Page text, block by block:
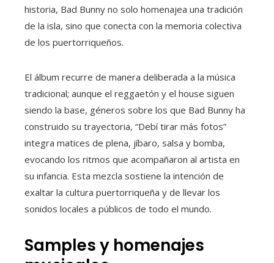
historia, Bad Bunny no solo homenajea una tradición
de la isla, sino que conecta con la memoria colectiva
de los puertorriqueños.
El álbum recurre de manera deliberada a la música
tradicional; aunque el reggaetón y el house siguen
siendo la base, géneros sobre los que Bad Bunny ha
construido su trayectoria, “Debí tirar más fotos”
integra matices de plena, jíbaro, salsa y bomba,
evocando los ritmos que acompañaron al artista en
su infancia. Esta mezcla sostiene la intención de
exaltar la cultura puertorriqueña y de llevar los
sonidos locales a públicos de todo el mundo.
Samples y homenajes